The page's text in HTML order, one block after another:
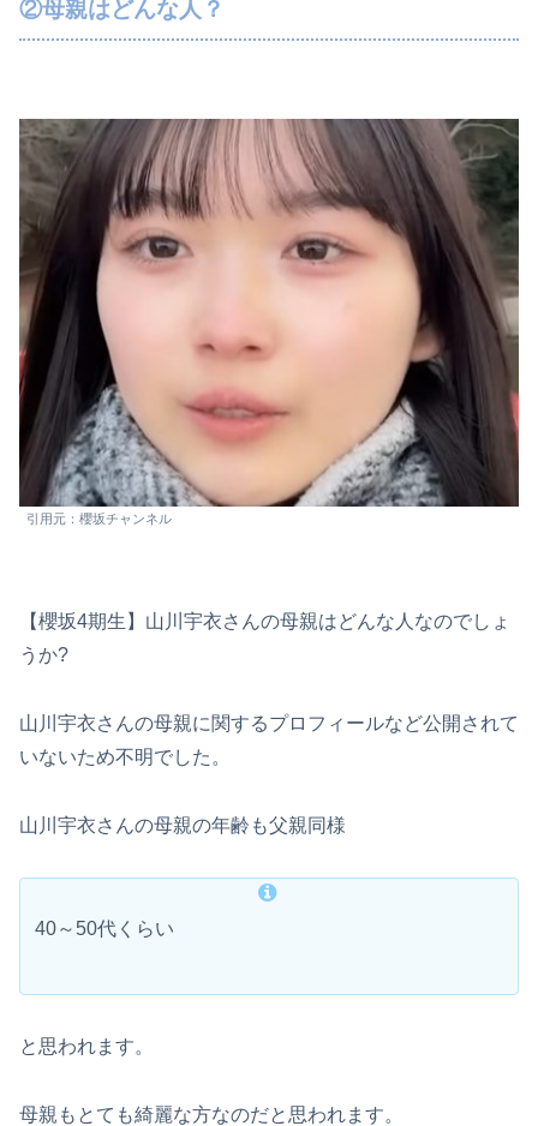
②母親はどんな人？
引用元：櫻坂チャンネル
【櫻坂4期生】山川宇衣さんの母親はどんな人なのでしょ
うか?
山川宇衣さんの母親に関するプロフィールなど公開されて
いないため不明でした。
山川宇衣さんの母親の年齢も父親同様
40～50代くらい
と思われます。
母親もとても綺麗な方なのだと思われます。